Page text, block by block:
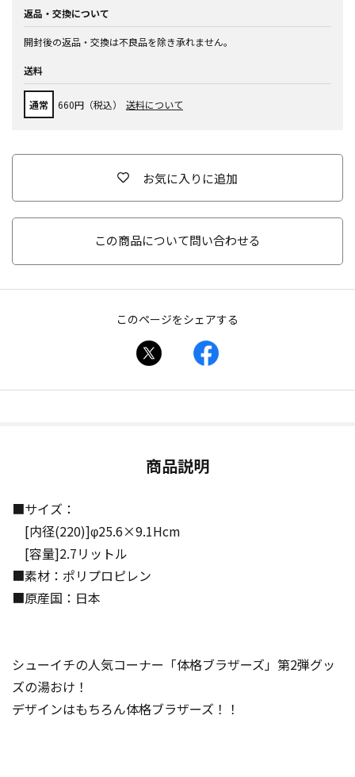
返品・交換について
開封後の返品・交換は不良品を除き承れません。
送料
通常 660円（税込） 送料について
お気に入りに追加
この商品について問い合わせる
このページをシェアする
商品説明
■サイズ：
[内径(220)]φ25.6×9.1Hcm
[容量]2.7リットル
■素材：ポリプロピレン
■原産国：日本
シューイチの人気コーナー「体格ブラザーズ」第2弾グッ
ズの湯おけ！
デザインはもちろん体格ブラザーズ！！